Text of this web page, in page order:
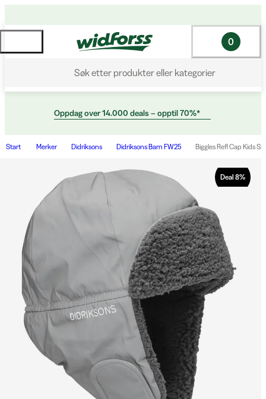
Søk etter produkter eller kategorier
0
Oppdag over 14.000 deals – opptil 70%*
Start Merker Didriksons Didriksons Barn FW25 Biggles Refl Cap Kids
Deal 8%